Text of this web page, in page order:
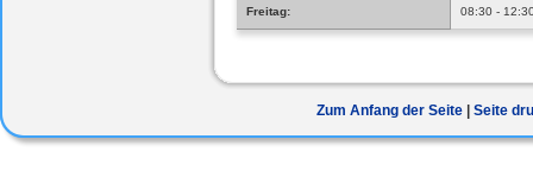
Freitag: 08:30 -
Zum Anfang der Seite Seite